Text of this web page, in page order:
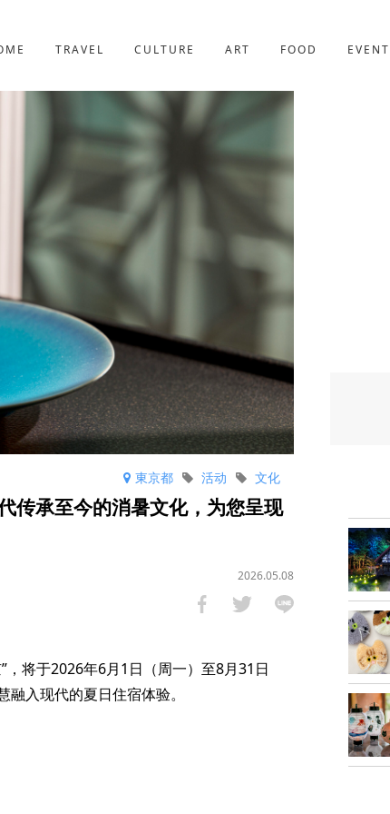
TRAVEL CULTURE ART FOOD EVENT
東京都 文化
活动
传承至今的消暑文化，为您呈现
2026.05.08
将于2026年6月1日（周一）至8月31日
融入现代的夏日住宿体验。